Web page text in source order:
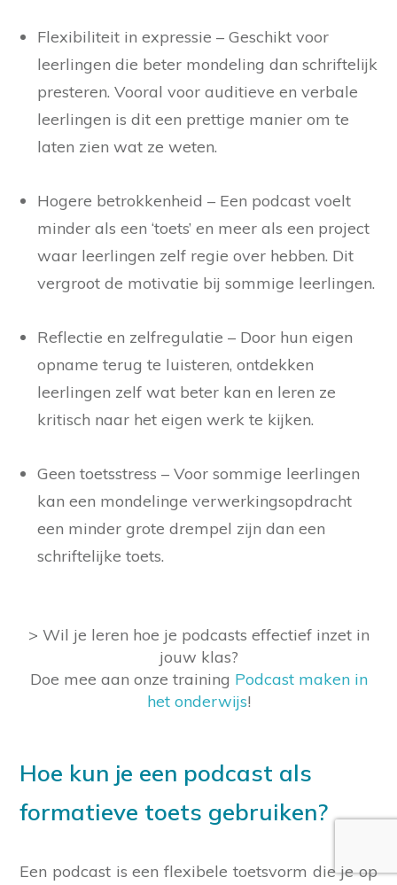
Flexibiliteit in expressie – Geschikt voor
leerlingen die beter mondeling dan schriftelijk
presteren. Vooral voor auditieve en verbale
leerlingen is dit een prettige manier om te
laten zien wat ze weten.
Hogere betrokkenheid – Een podcast voelt
minder als een ‘toets’ en meer als een project
waar leerlingen zelf regie over hebben. Dit
vergroot de motivatie bij sommige leerlingen.
Reflectie en zelfregulatie – Door hun eigen
opname terug te luisteren, ontdekken
leerlingen zelf wat beter kan en leren ze
kritisch naar het eigen werk te kijken.
Geen toetsstress – Voor sommige leerlingen
kan een mondelinge verwerkingsopdracht
een minder grote drempel zijn dan een
schriftelijke toets.
> Wil je leren hoe je podcasts effectief inzet in
jouw klas?
Doe mee aan onze training Podcast maken in
het onderwijs!
Hoe kun je een podcast als
formatieve toets gebruiken?
Een podcast is een flexibele toetsvorm die je op